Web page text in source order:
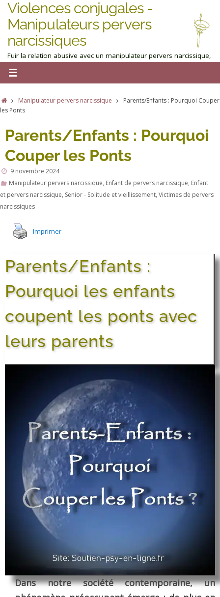
Violences conjugales -
Manipulateurs pervers
narcissiques
Fuir la relation abusive avec un manipulateur pervers narcissique,
Manipulateur pervers narcissique
Parents/Enfants : Pourquoi Couper
les Ponts
Parents/Enfants : Pourquoi
Couper les Ponts
9 novembre 2024
Manipulateur pervers narcissique, Enfant de pervers narcissique, Enfant
et pervers narcissique, Senior - Solitude et vieillissement, Victimes de pervers
narcissiques
Imprimer
Parents/Enfants :
Pourquoi les enfants
coupent les ponts avec
leurs parents
Dans notre société contemporaine, un